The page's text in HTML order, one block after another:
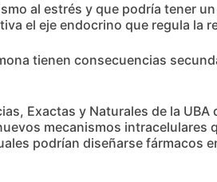
al estrés y que podría tener
el eje endocrino que regula la
tienen consecuencias
Exactas y Naturales de la
mecanismos intracelulares
podrían diseñarse fármacos